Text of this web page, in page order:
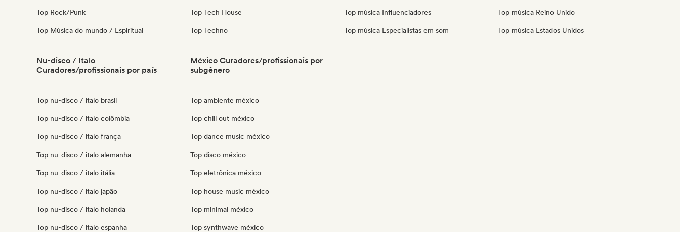
Top Rock/Punk
Top Música do mundo / Espiritual
Top Tech House
Top Techno
Top música Influenciadores
Top música Especialistas em som
Top música Reino Unido
Top música Estados Unidos
Nu-disco / Italo
Curadores/profissionais por país
Top nu-disco / italo brasil
Top nu-disco / italo colômbia
Top nu-disco / italo frança
Top nu-disco / italo alemanha
Top nu-disco / italo itália
Top nu-disco / italo japão
Top nu-disco / italo holanda
Top nu-disco / italo espanha
México Curadores/profissionais por
subgênero
Top ambiente méxico
Top chill out méxico
Top dance music méxico
Top disco méxico
Top eletrônica méxico
Top house music méxico
Top minimal méxico
Top synthwave méxico